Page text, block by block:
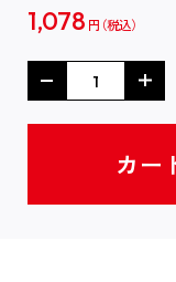
1,078 円